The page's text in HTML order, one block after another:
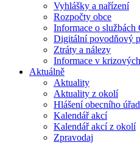
Vyhlášky a nařízení
Rozpočty obce
Informace o službách
Digitální povodňový
Ztráty a nálezy
Informace v
Aktuálně
Aktuality
Aktuality z okolí
Hlášení obecního
Kalendář akcí
Kalendář akcí z okolí
Zpravodaj